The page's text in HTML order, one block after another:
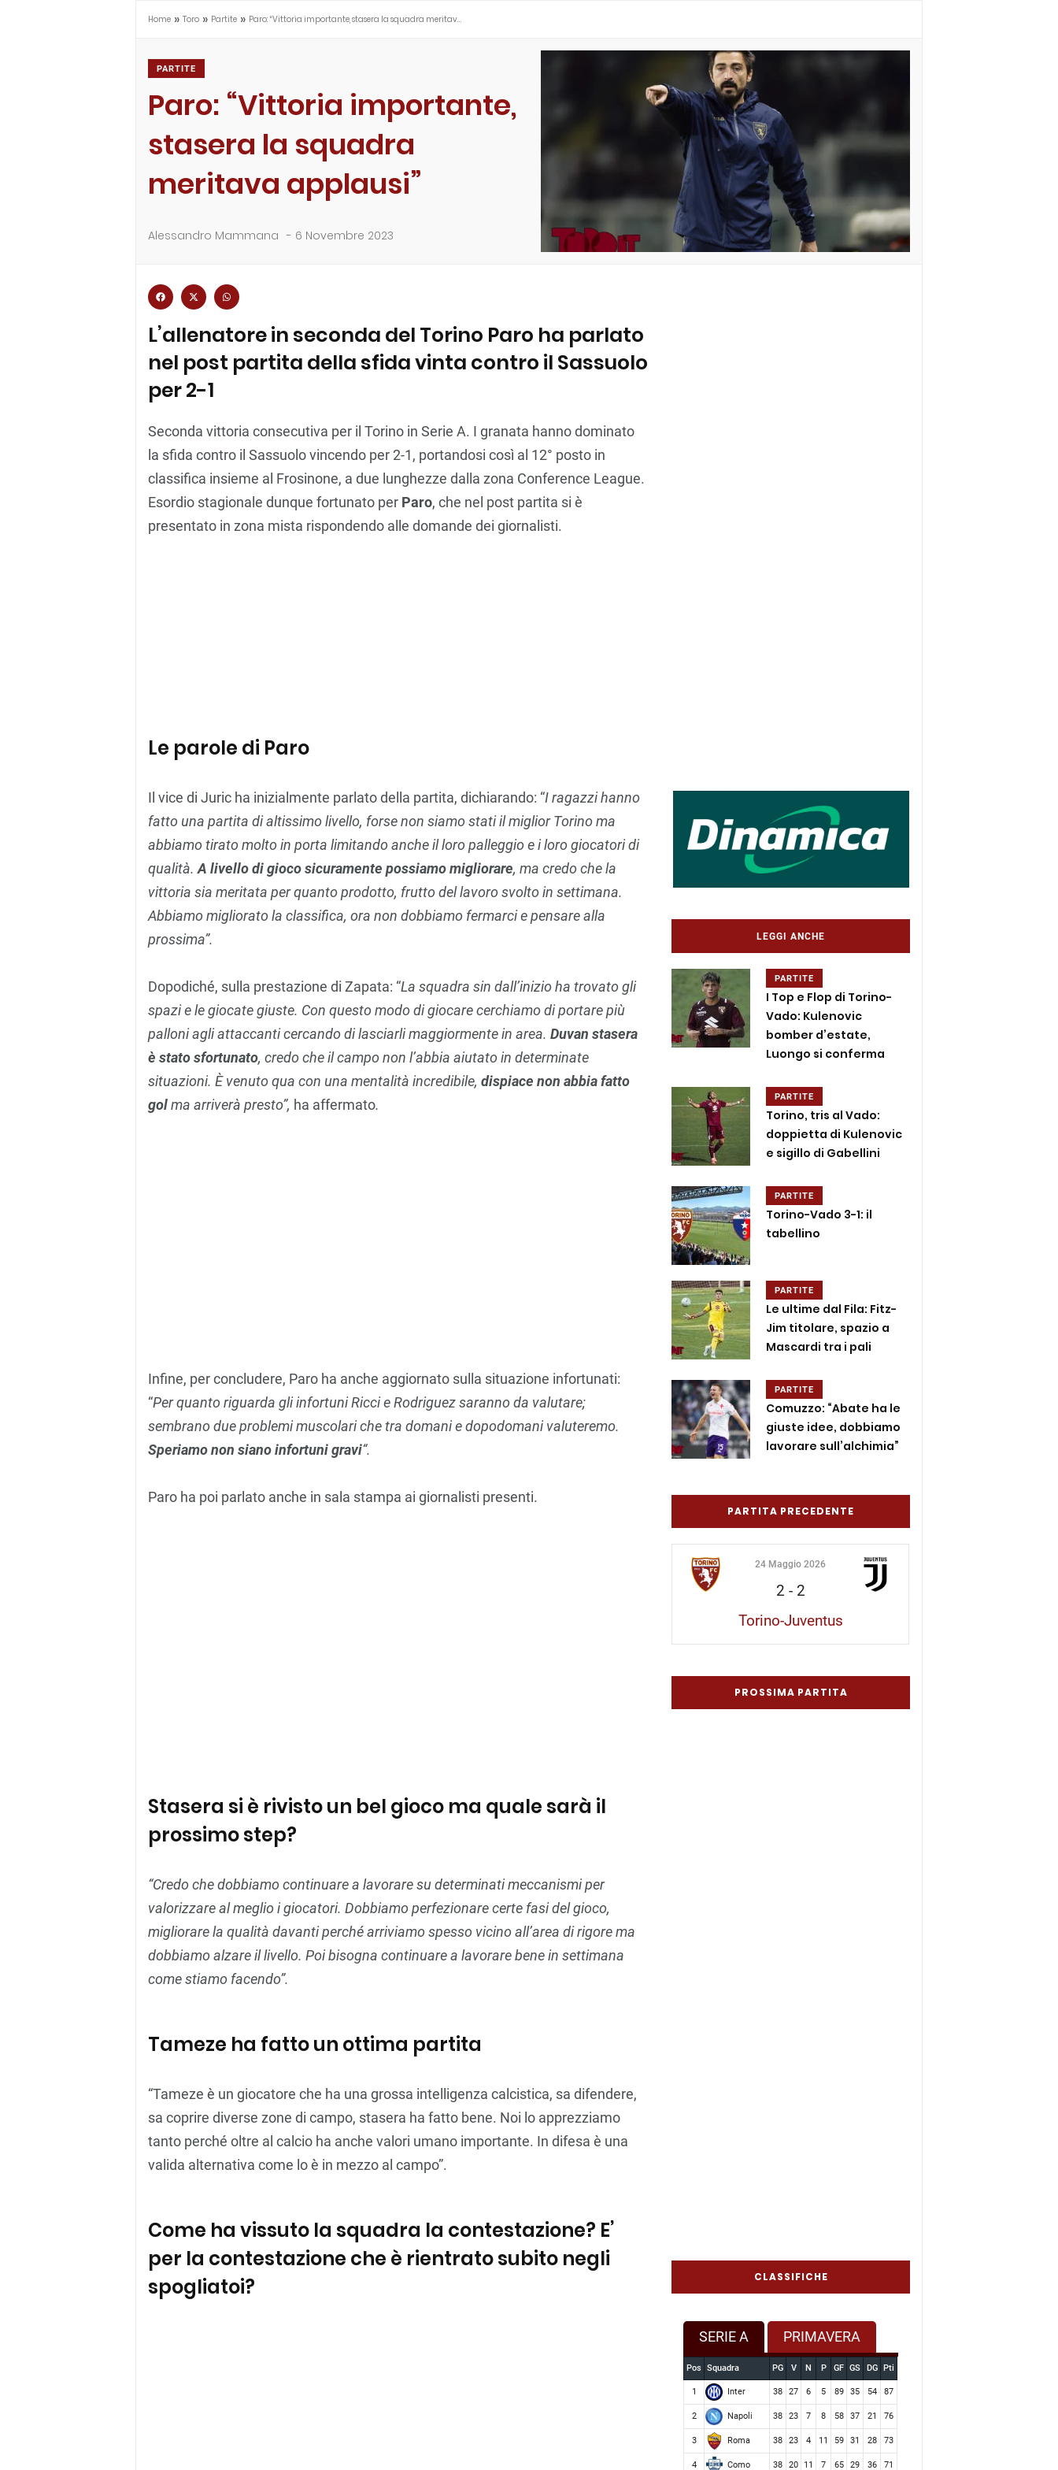
Home » Toro » Partite » Paro: “Vittoria importante, stasera la squadra meritav…
PARTITE
Paro: “Vittoria importante,
stasera la squadra
meritava applausi”
Alessandro Mammana - 6 Novembre 2023
L’allenatore in seconda del Torino Paro ha parlato
nel post partita della sfida vinta contro il Sassuolo
per 2-1
Seconda vittoria consecutiva per il Torino in Serie A. I granata hanno dominato
la sfida contro il Sassuolo vincendo per 2-1, portandosi così al 12° posto in
classifica insieme al Frosinone, a due lunghezze dalla zona Conference League.
Esordio stagionale dunque fortunato per Paro, che nel post partita si è
presentato in zona mista rispondendo alle domande dei giornalisti.
Le parole di Paro
Il vice di Juric ha inizialmente parlato della partita, dichiarando: “I ragazzi hanno
fatto una partita di altissimo livello, forse non siamo stati il miglior Torino ma
abbiamo tirato molto in porta limitando anche il loro palleggio e i loro giocatori di
qualità.A livello di gioco sicuramente possiamo migliorare, ma credo che la
vittoria sia meritata per quanto prodotto, frutto del lavoro svolto in settimana.
Abbiamo migliorato la classifica, ora non dobbiamo fermarci e pensare alla
prossima”.
Dopodiché, sulla prestazione di Zapata: “La squadra sin dall’inizio ha trovato gli
spazi e le giocate giuste. Con questo modo di giocare cerchiamo di portare più
palloni agli attaccanti cercando di lasciarli maggiormente in area. Duvan stasera
è stato sfortunato, credo che il campo non l’abbia aiutato in determinate
situazioni. È venuto qua con una mentalità incredibile, dispiace non abbia fatto
golma arriverà presto”, ha affermato.
Infine, per concludere, Paro ha anche aggiornato sulla situazione infortunati:
“Per quanto riguarda gli infortuni Ricci e Rodriguez saranno da valutare;
sembrano due problemi muscolari che tra domani e dopodomani valuteremo.
Speriamo non siano infortuni gravi“.
Paro ha poi parlato anche in sala stampa ai giornalisti presenti.
Stasera si è rivisto un bel gioco ma quale sarà il
prossimo step?
“Credo che dobbiamo continuare a lavorare su determinati meccanismi per
valorizzare al meglio i giocatori. Dobbiamo perfezionare certe fasi del gioco,
migliorare la qualità davanti perché arriviamo spesso vicino all’area di rigore ma
dobbiamo alzare il livello. Poi bisogna continuare a lavorare bene in settimana
come stiamo facendo”.
Tameze ha fatto un ottima partita
“Tameze è un giocatore che ha una grossa intelligenza calcistica, sa difendere,
sa coprire diverse zone di campo, stasera ha fatto bene. Noi lo apprezziamo
tanto perché oltre al calcio ha anche valori umano importante. In difesa è una
valida alternativa come lo è in mezzo al campo”.
Come ha vissuto la squadra la contestazione? E’
per la contestazione che è rientrato subito negli
spogliatoi?
LEGGI ANCHE
PARTITE
I Top e Flop di Torino-
Vado: Kulenovic
bomber d’estate,
Luongo si conferma
PARTITE
Torino, tris al Vado:
doppietta di Kulenovic
e sigillo di Gabellini
PARTITE
Torino-Vado 3-1: il
tabellino
PARTITE
Le ultime dal Fila: Fitz-
Jim titolare, spazio a
Mascardi tra i pali
PARTITE
Comuzzo: “Abate ha le
giuste idee, dobbiamo
lavorare sull’alchimia”
PARTITA PRECEDENTE
24 Maggio 2026
2 - 2
Torino-Juventus
PROSSIMA PARTITA
CLASSIFICHE
SERIE A PRIMAVERA
Pos Squadra PG V N P GF GS DG Pti
1 Inter 38 27 6 5 89 35 54 87
2 Napoli 38 23 7 8 58 37 21 76
3 Roma 38 23 4 11 59 31 28 73
4 Como 38 20 11 7 65 29 36 71